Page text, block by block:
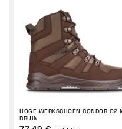
HOGE WERKSCHOEN CONDOR O2
BRUIN